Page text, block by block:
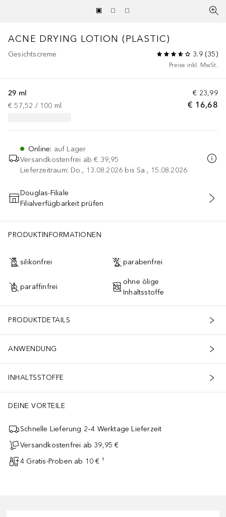
ACNE DRYING LOTION (PLASTIC)
Gesichtscreme 3.9(35)
Preise inkl. MwSt.
€ 23,99
€ 16,68
29 ml
€ 57,52 / 100 ml
Online: auf Lager
Versandkostenfrei ab € 39,95
Lieferzeitraum: Do., 13.08.2026 bis Sa., 15.08.2026
IN DEN WARENKORB
Douglas-Filiale
Filialverfügbarkeit prüfen
PRODUKTINFORMATIONEN
silikonfrei parabenfrei
paraffinfrei
ohne ölige
Inhaltsstoffe
PRODUKTDETAILS
ANWENDUNG
INHALTSSTOFFE
DEINE VORTEILE
Schnelle Lieferung 2–4 Werktage Lieferzeit
Versandkostenfrei ab 39,95 €
4 Gratis-Proben ab 10 € ¹